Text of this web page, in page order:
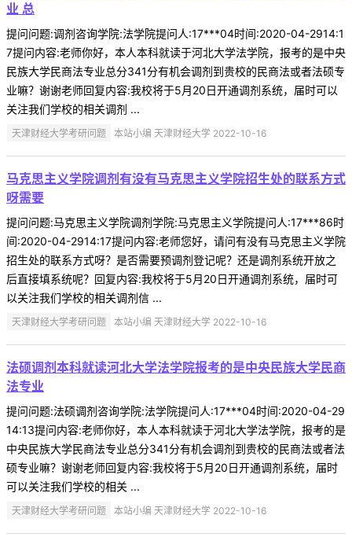
业 总
提问问题:调剂咨询学院:法学院提问人:17***04时间:2020-04-2914:1
7提问内容:老师你好，本人本科就读于河北大学法学院，报考的是中央
民族大学民商法专业总分341分有机会调剂到贵校的民商法或者法硕专
业嘛？谢谢老师回复内容:我校将于5月20日开通调剂系统，届时可以
关注我们学校的相关调剂 ...
天津财经大学考研问题 本站小编 天津财经大学 2022-10-16
马克思主义学院调剂有没有马克思主义学院招生处的联系方式
呀需要
提问问题:马克思主义学院调剂学院:马克思主义学院提问人:17***86时
间:2020-04-2914:17提问内容:老师您好，请问有没有马克思主义学院
招生处的联系方式呀？是否需要预调剂登记呢？还是调剂系统开放之
后直接填系统呢？回复内容:我校将于5月20日开通调剂系统，届时可
以关注我们学校的相关调剂信 ...
天津财经大学考研问题 本站小编 天津财经大学 2022-10-16
法硕调剂本科就读河北大学法学院报考的是中央民族大学民商
法专业
提问问题:法硕调剂咨询学院:法学院提问人:17***04时间:2020-04-29
14:13提问内容:老师你好，本人本科就读于河北大学法学院，报考的是
中央民族大学民商法专业总分341分有机会调剂到贵校的民商法或者法
硕专业嘛？谢谢老师回复内容:我校将于5月20日开通调剂系统，届时
可以关注我们学校的相关 ...
天津财经大学考研问题 本站小编 天津财经大学 2022-10-16